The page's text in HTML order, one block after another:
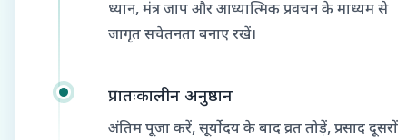
ध्यान, मंत्र जाप और आध्यात्मिक प्रवचन के माध्यम से
जागृत सचेतनता बनाए रखें।
प्रातःकालीन अनुष्ठान
अंतिम पूजा करें, सूर्योदय के बाद व्रत तोड़ें, प्रसाद दूसरों